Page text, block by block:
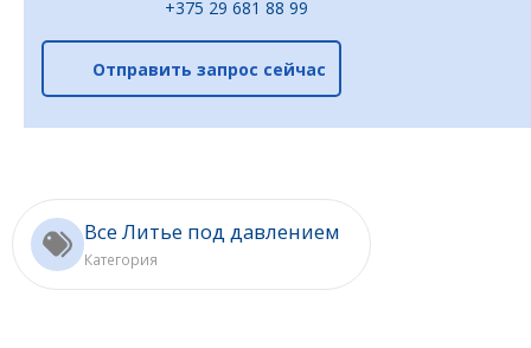
+375 29 681 88 99
Отправить запрос сейчас
Все Литье под давлением
Категория